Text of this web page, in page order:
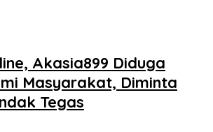
Akasia899 Diduga
Masyarakat, Diminta
Tegas